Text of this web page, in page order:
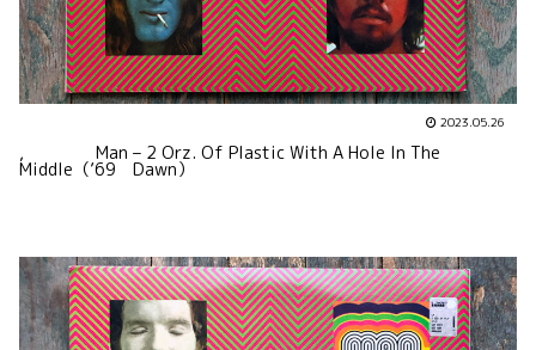
2023.05.26
, Man – 2 Orz. Of Plastic With A Hole In The
Middle（’69 Dawn）